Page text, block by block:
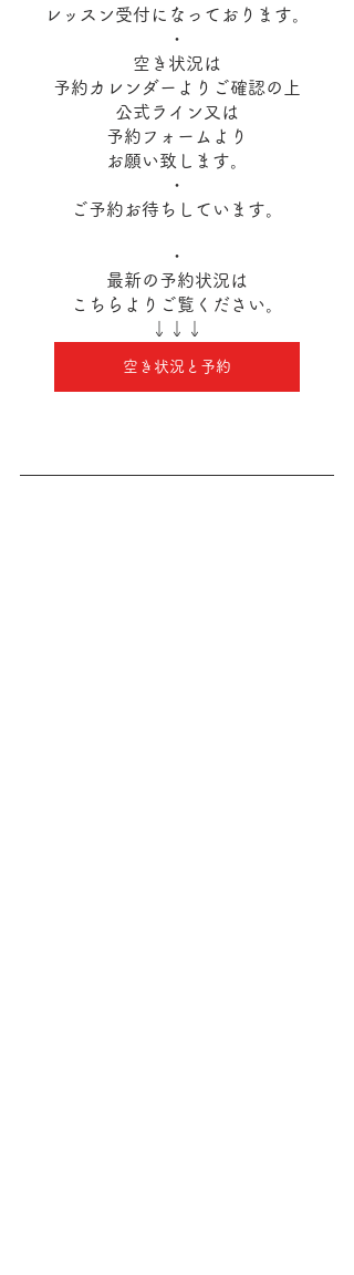
レッスン受付になっております。
・
空き状況は
予約カレンダーよりご確認の上
公式ライン又は
予約フォームより
お願い致します。
・
ご予約お待ちしています。
・
最新の予約状況は
こちらよりご覧ください。
↓↓↓
空き状況と予約